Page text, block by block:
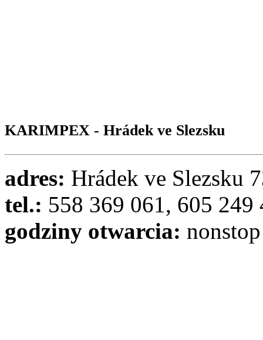
KARIMPEX - Hrádek ve Slezsku
adres: Hrádek ve Slezsku
tel.: 558 369 061, 605 249
godziny otwarcia: nonstop